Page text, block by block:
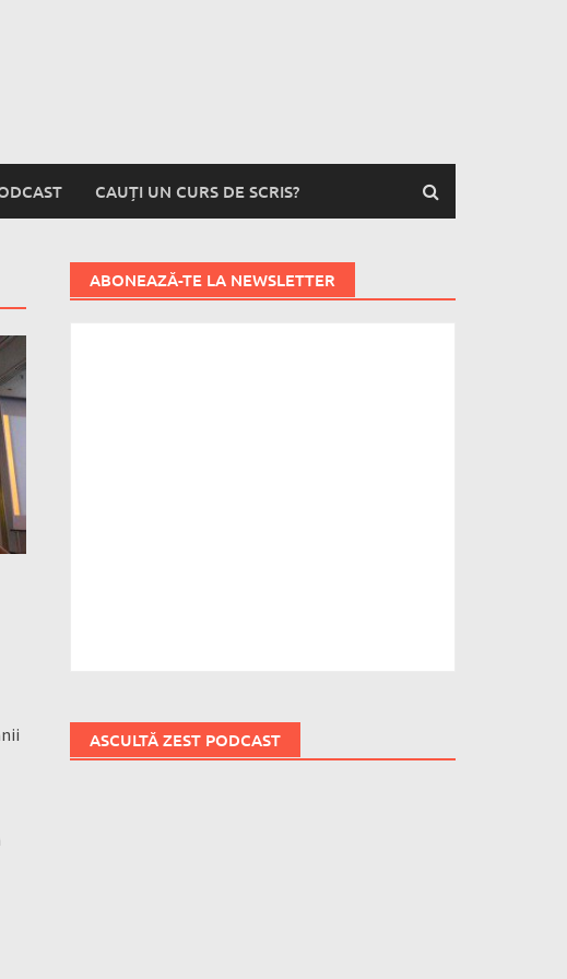
CAUȚI UN CURS DE SCRIS?
ABONEAZĂ-TE LA NEWSLETTER
ASCULTĂ ZEST PODCAST